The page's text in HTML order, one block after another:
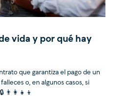
vida y por qué hay
que garantiza el pago de un
o, en algunos casos, si
👨‍👩‍👧‍👦